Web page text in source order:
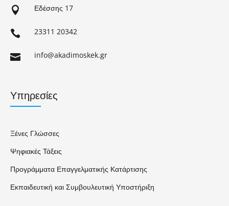
 Εδέσσης 17
 23311 20342
 info@akadimoskek.gr
Υπηρεσίες
Ξένες Γλώσσες
Ψηφιακές Τάξεις
Προγράμματα Επαγγελματικής Κατάρτισης
Εκπαιδευτική και Συμβουλευτική Υποστήριξη